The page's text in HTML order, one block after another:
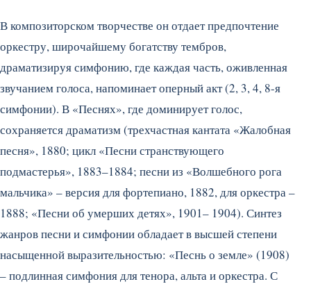
В композиторском творчестве он отдает предпочтение
оркестру, широчайшему богатству тембров,
драматизируя симфонию, где каждая часть, оживленная
звучанием голоса, напоминает оперный акт (2, 3, 4, 8-я
симфонии). В «Песнях», где доминирует голос,
сохраняется драматизм (трехчастная кантата «Жалобная
песня», 1880; цикл «Песни странствующего
подмастерья», 1883–1884; песни из «Волшебного рога
мальчика» – версия для фортепиано, 1882, для оркестра –
1888; «Песни об умерших детях», 1901– 1904). Синтез
жанров песни и симфонии обладает в высшей степени
насыщенной выразительностью: «Песнь о земле» (1908)
– подлинная симфония для тенора, альта и оркестра. С